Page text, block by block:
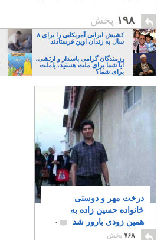
۱۹۸ پخش
کشیش ایرانی آمریکایی را برای ۸
سال به زندان اوین فرستادند
رزمندگان گرامی پاسدار و ارتشی،
آیا شما برای ملت هستید، یاملت
برای شما؟
درخت مهر و دوستی
خانواده حسین زاده به
همین زودی بارور شد
۰
۷۶۸ پخش